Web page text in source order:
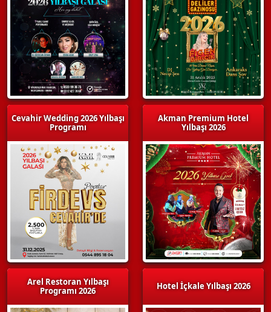
Cevahir Wedding 2026 Yılbaşı
Programı
Arel Restoran Yılbaşı
Programı 2026
Akman Premium Hotel
Yılbaşı 2026
Hotel İçkale Yılbaşı 2026